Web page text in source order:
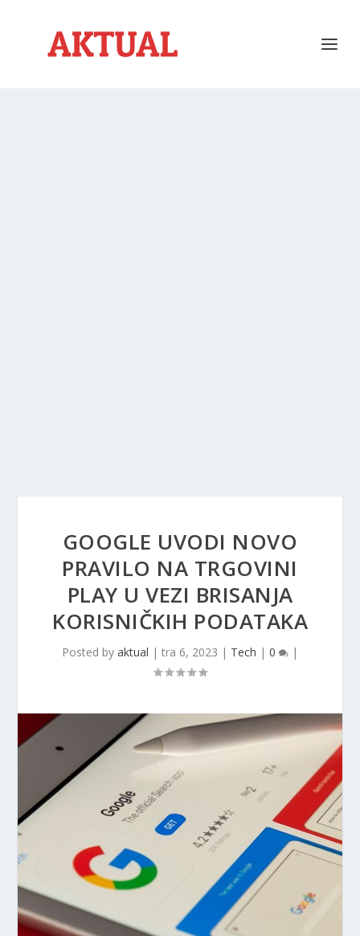
GOOGLE UVODI NOVO
PRAVILO NA TRGOVINI
PLAY U VEZI BRISANJA
KORISNIČKIH PODATAKA
Posted by aktual | tra 6, 2023 | Tech | 0 |